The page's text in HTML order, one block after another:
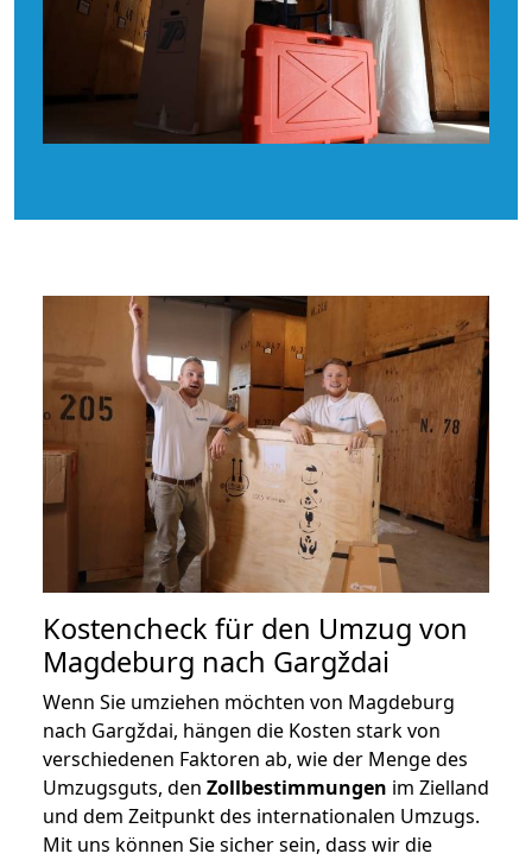
Kostencheck für den Umzug von
Magdeburg nach Gargždai
Wenn Sie umziehen möchten von Magdeburg
nach Gargždai, hängen die Kosten stark von
verschiedenen Faktoren ab, wie der Menge des
Umzugsguts, den Zollbestimmungen im Zielland
und dem Zeitpunkt des internationalen Umzugs.
Mit uns können Sie sicher sein, dass wir die